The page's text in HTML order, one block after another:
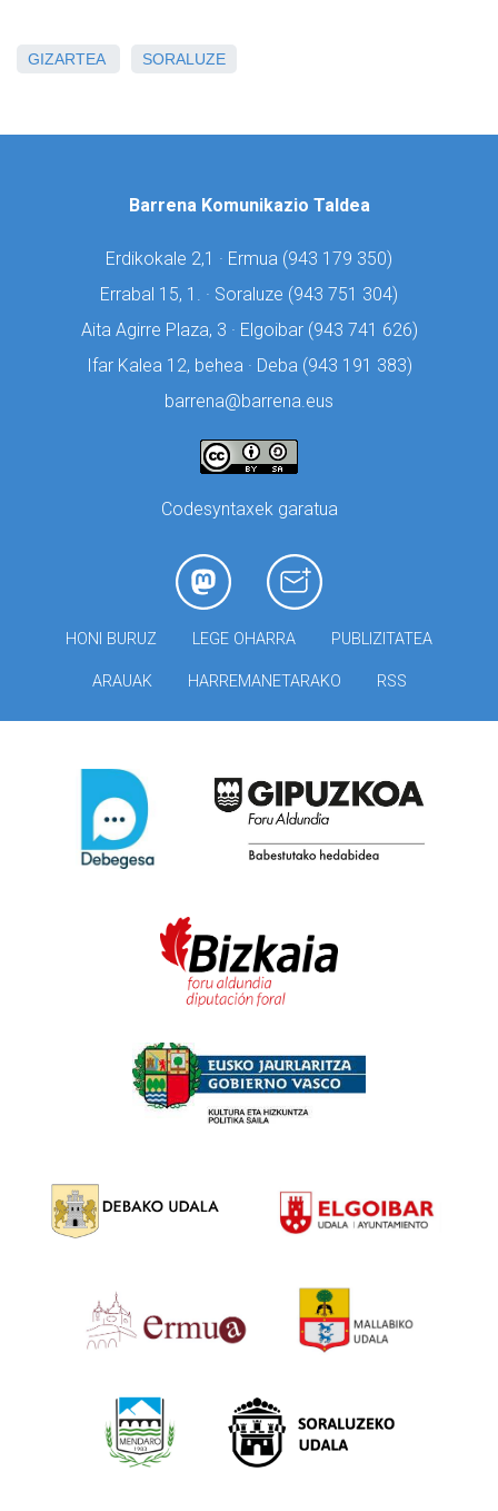
GIZARTEA SORALUZE
Barrena Komunikazio Taldea
Erdikokale 2,1 · Ermua (943 179 350)
Errabal 15, 1. · Soraluze (943 751 304)
Aita Agirre Plaza, 3 · Elgoibar (943 741 626)
Ifar Kalea 12, behea · Deba (943 191 383)
barrena@barrena.eus
Codesyntaxek garatua
HONI BURUZ LEGE OHARRA PUBLIZITATEA
ARAUAK HARREMANETARAKO RSS